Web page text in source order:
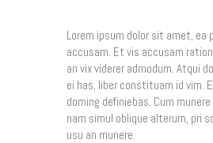
Lorem ipsum dolor sit amet, ea
accusam. Et vis accusam
an vix viderer admodum. Atqui
ei has, liber constituam id vim.
doming definiebas. Cum
nam simul oblique alterum, pri
usu an munere.